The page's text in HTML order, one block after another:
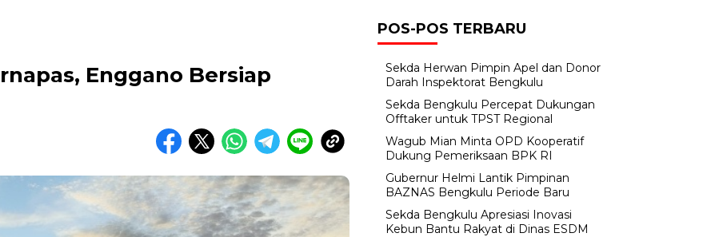
Enggano Bersiap
POS-POS TERBARU
Sekda Herwan Pimpin Apel dan Donor
Darah Inspektorat Bengkulu
Sekda Bengkulu Percepat Dukungan
Offtaker untuk TPST Regional
Wagub Mian Minta OPD Kooperatif
Dukung Pemeriksaan BPK RI
Gubernur Helmi Lantik Pimpinan
BAZNAS Bengkulu Periode Baru
Sekda Bengkulu Apresiasi Inovasi
Kebun Bantu Rakyat di Dinas ESDM